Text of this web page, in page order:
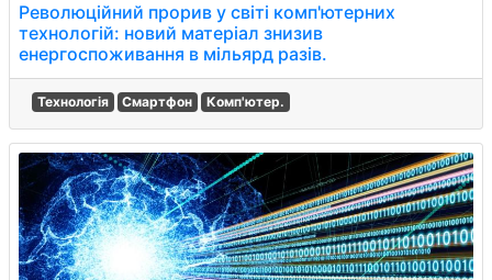
Революційний прорив у світі комп'ютерних
технологій: новий матеріал знизив
енергоспоживання в мільярд разів.
Технологія Смартфон Комп'ютер.